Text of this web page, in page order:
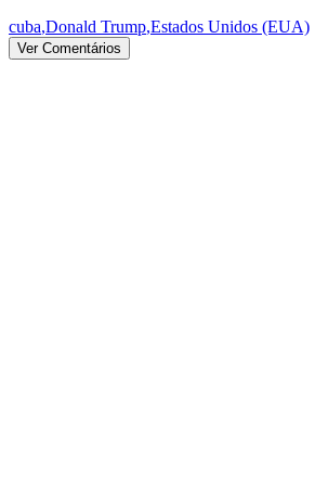
cuba,Donald Trump,Estados Unidos (EUA)
Ver Comentários